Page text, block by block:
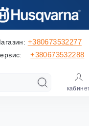
+380673532277
+380673532288